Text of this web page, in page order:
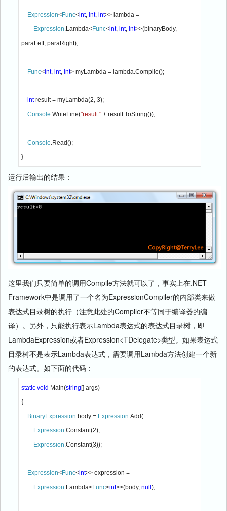
Expression<Func<int, int, int>> lambda =
Expression.Lambda<Func<int, int, int>>(binaryBody,
paraLeft, paraRight);
Func<int, int, int> myLambda = lambda.Compile();
int result = myLambda(2, 3);
Console.WriteLine("result:" + result.ToString());
Console.Read();
}
运行后输出的结果：
这里我们只要简单的调用Compile方法就可以了，事实上在.NET
Framework中是调用了一个名为ExpressionCompiler的内部类来做
表达式目录树的执行（注意此处的Compiler不等同于编译器的编
译）。另外，只能执行表示Lambda表达式的表达式目录树，即
LambdaExpression或者Expression<TDelegate>类型。如果表达式
目录树不是表示Lambda表达式，需要调用Lambda方法创建一个新
的表达式。如下面的代码：
static void Main(string [] args)
{
BinaryExpression body = Expression.Add(
Expression.Constant(2),
Expression.Constant(3));
Expression<Func<int>> expression =
Expression.Lambda<Func<int>>(body, null );